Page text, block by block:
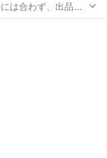
は合わず、出品し
リック感は弱いな